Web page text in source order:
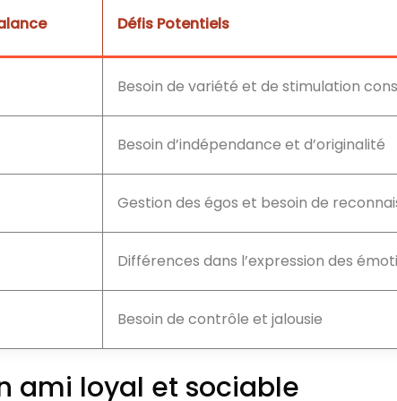
Défis Potentiels
Besoin de variété et de stimulation
Besoin d’indépendance et d’originalité
Gestion des égos et besoin de
Différences dans l’expression des
Besoin de contrôle et jalousie
ami loyal et sociable